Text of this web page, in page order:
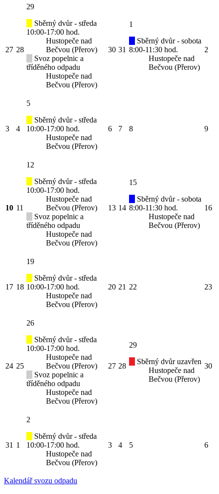
27 28
29
Sběrný dvůr - středa
10:00-17:00 hod.
Hustopeče nad
Bečvou (Přerov)
Svoz popelnic a
tříděného odpadu
Hustopeče nad
Bečvou (Přerov)
30 31
1
Sběrný dvůr - sobota
8:00-11:30 hod.
Hustopeče nad
Bečvou (Přerov)
2
3 4
5
Sběrný dvůr - středa
10:00-17:00 hod.
Hustopeče nad
Bečvou (Přerov)
6 7 8 9
10 11
12
Sběrný dvůr - středa
10:00-17:00 hod.
Hustopeče nad
Bečvou (Přerov)
Svoz popelnic a
tříděného odpadu
Hustopeče nad
Bečvou (Přerov)
13 14
15
Sběrný dvůr - sobota
8:00-11:30 hod.
Hustopeče nad
Bečvou (Přerov)
16
17 18
19
Sběrný dvůr - středa
10:00-17:00 hod.
Hustopeče nad
Bečvou (Přerov)
20 21 22 23
24 25
26
Sběrný dvůr - středa
10:00-17:00 hod.
Hustopeče nad
Bečvou (Přerov)
Svoz popelnic a
tříděného odpadu
Hustopeče nad
Bečvou (Přerov)
27 28
29
Sběrný dvůr uzavřen
Hustopeče nad
Bečvou (Přerov)
30
31 1
2
Sběrný dvůr - středa
10:00-17:00 hod.
Hustopeče nad
Bečvou (Přerov)
3 4 5 6
Kalendář svozu odpadu